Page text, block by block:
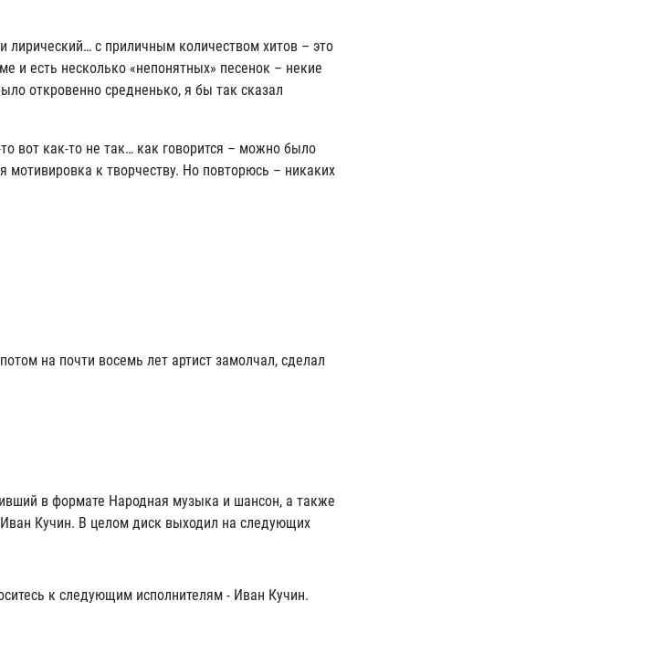
лирический… с приличным количеством хитов – это
и есть несколько «непонятных» песенок – некие
откровенно средненько, я бы так сказал
как-то не так… как говорится – можно было
к творчеству. Но повторюсь – никаких
на почти восемь лет артист замолчал, сделал
в формате Народная музыка и шансон, а также
Кучин. В целом диск выходил на следующих
к следующим исполнителям - Иван Кучин.